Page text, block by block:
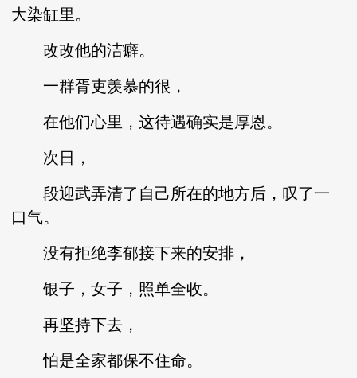
大染缸里。
改改他的洁癖。
一群胥吏羡慕的很，
在他们心里，这待遇确实是厚恩。
次日，
段迎武弄清了自己所在的地方后，叹了一
口气。
没有拒绝李郁接下来的安排，
银子，女子，照单全收。
再坚持下去，
怕是全家都保不住命。